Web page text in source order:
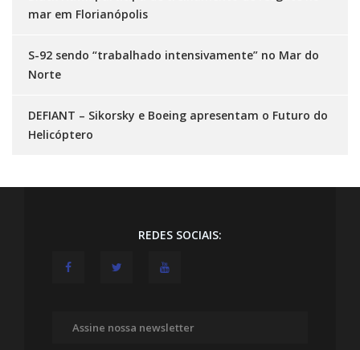
mar em Florianópolis
S-92 sendo “trabalhado intensivamente” no Mar do
Norte
DEFIANT – Sikorsky e Boeing apresentam o Futuro do
Helicóptero
REDES SOCIAIS: